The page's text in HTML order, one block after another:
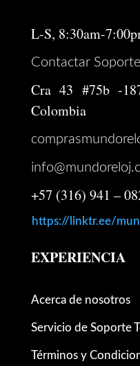
L-S, 8:30am-
Contactar Soporte
Cra 43 #75b -
Colombia
+57 (316) 941 –
https://linktr.ee/
EXPERIENCIA
Acerca de nosotros
Servicio de Soporte
Términos y